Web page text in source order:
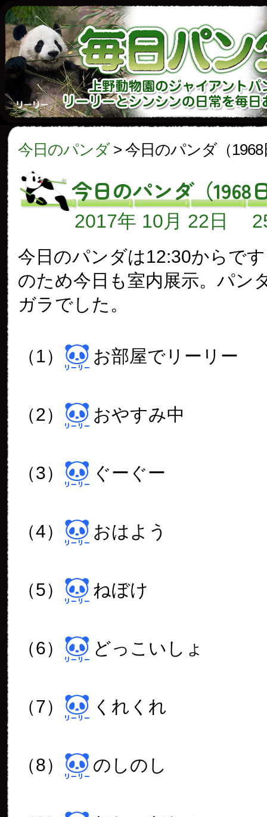
今日のパンダ> 今日のパンダ（1968
今日のパンダ（1968
2017年 10月 22日
今日のパンダは12:30からで
のため今日も室内展示。パン
ガラでした。
（1） お部屋でリーリー
（2） おやすみ中
（3） ぐーぐー
（4） おはよう
（5） ねぼけ
（6） どっこいしょ
（7） くれくれ
（8） のしのし